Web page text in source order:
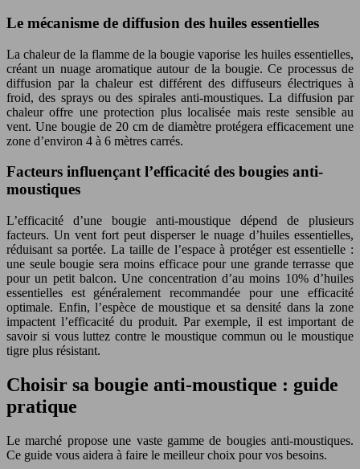
Le mécanisme de diffusion des huiles essentielles
La chaleur de la flamme de la bougie vaporise les huiles essentielles,
créant un nuage aromatique autour de la bougie. Ce processus de
diffusion par la chaleur est différent des diffuseurs électriques à
froid, des sprays ou des spirales anti-moustiques. La diffusion par
chaleur offre une protection plus localisée mais reste sensible au
vent. Une bougie de 20 cm de diamètre protégera efficacement une
zone d’environ 4 à 6 mètres carrés.
Facteurs influençant l’efficacité des bougies anti-
moustiques
L’efficacité d’une bougie anti-moustique dépend de plusieurs
facteurs. Un vent fort peut disperser le nuage d’huiles essentielles,
réduisant sa portée. La taille de l’espace à protéger est essentielle :
une seule bougie sera moins efficace pour une grande terrasse que
pour un petit balcon. Une concentration d’au moins 10% d’huiles
essentielles est généralement recommandée pour une efficacité
optimale. Enfin, l’espèce de moustique et sa densité dans la zone
impactent l’efficacité du produit. Par exemple, il est important de
savoir si vous luttez contre le moustique commun ou le moustique
tigre plus résistant.
Choisir sa bougie anti-moustique : guide
pratique
Le marché propose une vaste gamme de bougies anti-moustiques.
Ce guide vous aidera à faire le meilleur choix pour vos besoins.